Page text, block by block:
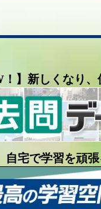
！】新しくなり
自宅で学習を頑